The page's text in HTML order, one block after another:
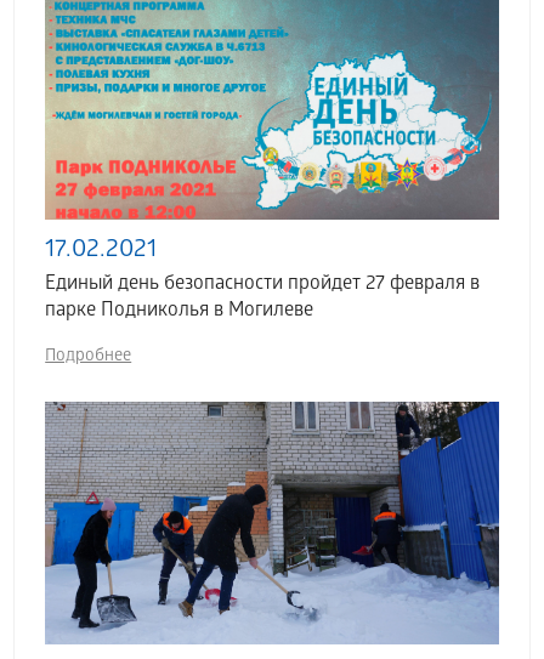
17.02.2021
Единый день безопасности пройдет 27 февраля в
парке Подниколья в Могилеве
Подробнее